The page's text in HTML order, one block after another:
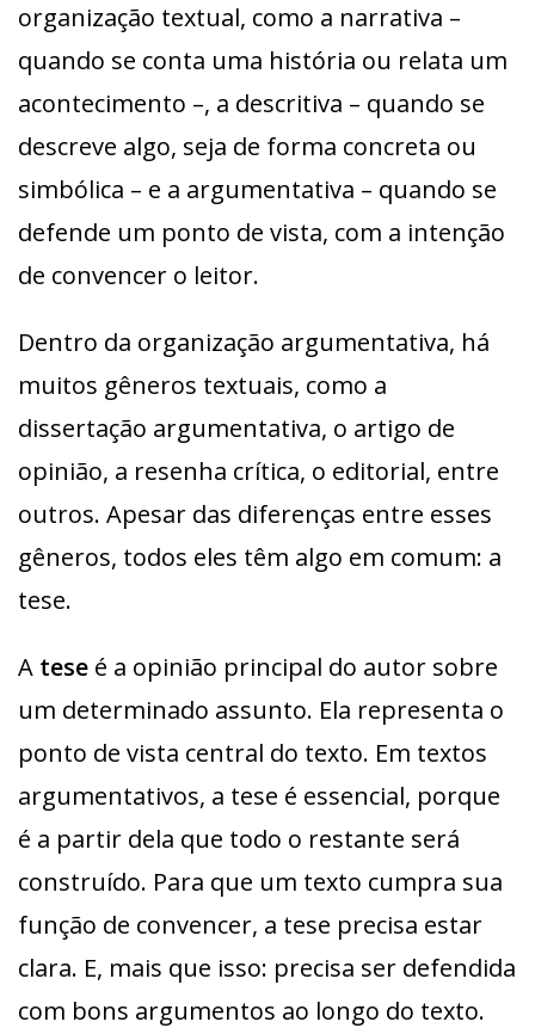
organização textual, como a narrativa –
quando se conta uma história ou relata um
acontecimento –, a descritiva – quando se
descreve algo, seja de forma concreta ou
simbólica – e a argumentativa – quando se
defende um ponto de vista, com a intenção
de convencer o leitor.
Dentro da organização argumentativa, há
muitos gêneros textuais, como a
dissertação argumentativa, o artigo de
opinião, a resenha crítica, o editorial, entre
outros. Apesar das diferenças entre esses
gêneros, todos eles têm algo em comum: a
tese.
A tese é a opinião principal do autor sobre
um determinado assunto. Ela representa o
ponto de vista central do texto. Em textos
argumentativos, a tese é essencial, porque
é a partir dela que todo o restante será
construído. Para que um texto cumpra sua
função de convencer, a tese precisa estar
clara. E, mais que isso: precisa ser defendida
com bons argumentos ao longo do texto.